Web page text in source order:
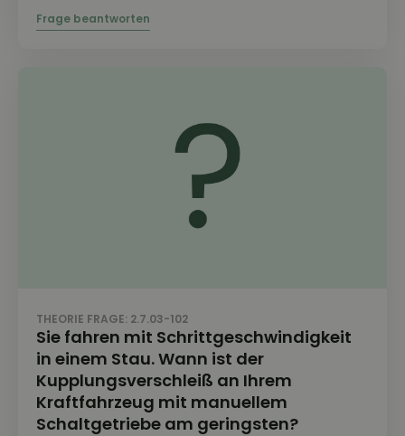
THEORIE FRAGE: 2.7.03-102
Sie fahren mit Schrittgeschwindigkeit
in einem Stau. Wann ist der
Kupplungsverschleiß an Ihrem
Kraftfahrzeug mit manuellem
Schaltgetriebe am geringsten?